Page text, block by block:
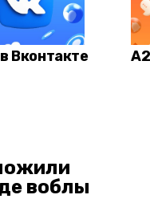
Вконтакте
воблы